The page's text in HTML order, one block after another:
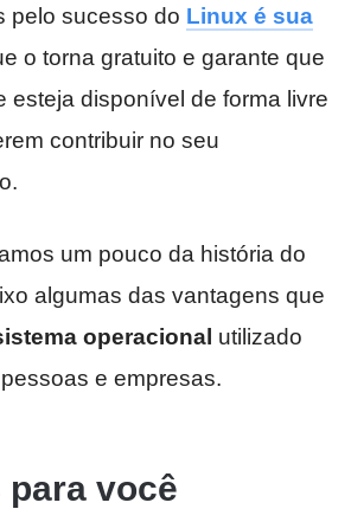
pelo sucesso do Linux é sua
o torna gratuito e garante que
esteja disponível de forma livre
contribuir no seu
um pouco da história do
algumas das vantagens que
operacional utilizado
e empresas.
para você